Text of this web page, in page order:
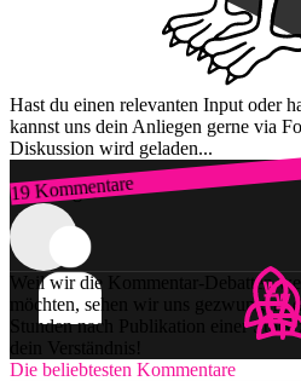
Hast du einen relevanten Input oder
kannst uns dein Anliegen gerne via
Diskussion wird geladen...
19 Kommentare
Zum Login
Weil wir die Kommentar-Debatten
möchten, sehen wir uns
Stunden nach Publikation einer Story
dein Verständnis!
Die beliebtesten Kommentare